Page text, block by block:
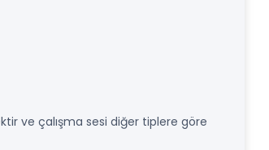
ve çalışma sesi diğer tiplere göre